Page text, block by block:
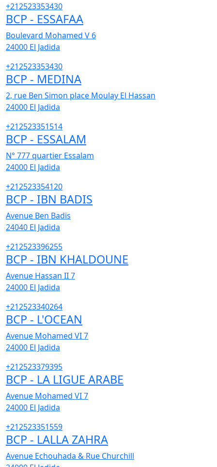
+212523353430
BCP - ESSAFAA
Boulevard Mohamed V 6
24000 El Jadida
+212523353430
BCP - MEDINA
2, rue Ben Simon place Moulay El Hassan
24000 El Jadida
+212523351514
BCP - ESSALAM
N° 777 quartier Essalam
24000 El Jadida
+212523354120
BCP - IBN BADIS
Avenue Ben Badis
24040 El Jadida
+212523396255
BCP - IBN KHALDOUNE
Avenue Hassan II 7
24000 El Jadida
+212523340264
BCP - L'OCEAN
Avenue Mohamed VI 7
24000 El Jadida
+212523379395
BCP - LA LIGUE ARABE
Avenue Mohamed VI 7
24000 El Jadida
+212523351559
BCP - LALLA ZAHRA
Avenue Echouhada & Rue Churchill